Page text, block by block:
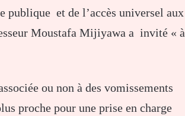
publique et de l’accès universel aux
Moustafa Mijiyawa a invité « à
ou non à des vomissements
proche pour une prise en charge